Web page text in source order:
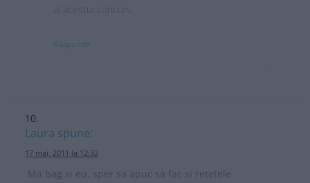
al acestui concurs.
Răspunde
Laura spune:
17 mai, 2011 la 12:32
Ma bag si eu, sper sa apuc sa fac si retetele